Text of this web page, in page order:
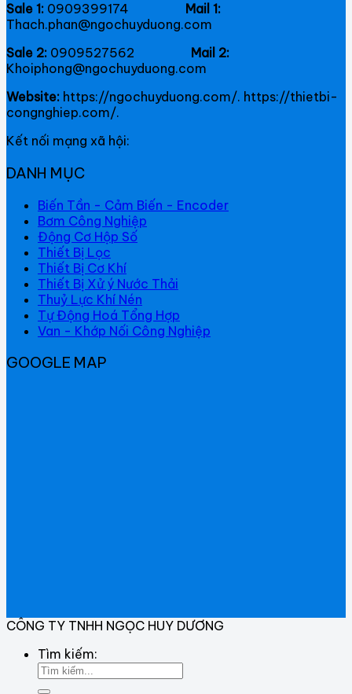
Sale 1: 0909399174 Mail 1:
Thach.phan@ngochuyduong.com
Sale 2: 0909527562 Mail 2:
Khoiphong@ngochuyduong.com
Website: https://ngochuyduong.com/. https://thietbi-
congnghiep.com/.
Kết nối mạng xã hội:
DANH MỤC
Biến Tần - Cảm Biến - Encoder
Bơm Công Nghiệp
Động Cơ Hộp Số
Thiết Bị Lọc
Thiết Bị Cơ Khí
Thiết Bị Xử ý Nước Thải
Thuỷ Lực Khí Nén
Tự Động Hoá Tổng Hợp
Van - Khớp Nối Công Nghiệp
GOOGLE MAP
CÔNG TY TNHH NGỌC HUY DƯƠNG
Tìm kiếm: